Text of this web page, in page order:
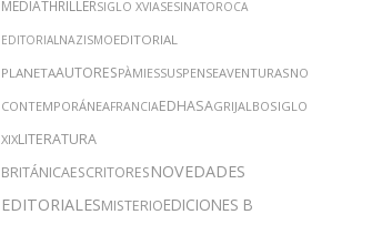
MEDIATHRILLERSIGLO XVIASESINATOROCA
EDITORIALNAZISMOEDITORIAL
PLANETAAUTORESPÀMIESSUSPENSEAVENTURASNOVELA
CONTEMPORÁNEAFRANCIAEDHASAGRIJALBOSIGLO
XIXLITERATURA
BRITÁNICAESCRITORESNOVEDADES
EDITORIALESMISTERIOEDICIONES B